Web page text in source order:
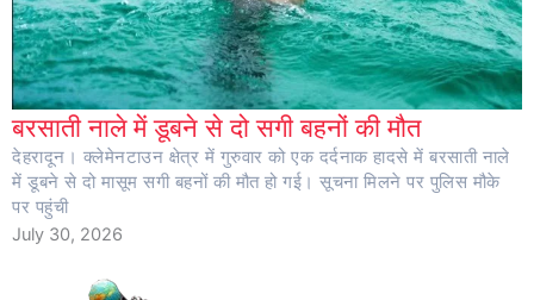
बरसाती नाले में डूबने से दो सगी बहनों की मौत
देहरादून। क्लेमेनटाउन क्षेत्र में गुरुवार को एक दर्दनाक हादसे में बरसाती नाले
में डूबने से दो मासूम सगी बहनों की मौत हो गई। सूचना मिलने पर पुलिस मौके
पर पहुंची
July 30, 2026